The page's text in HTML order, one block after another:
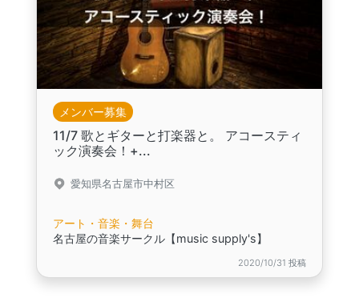
メンバー募集
11/7 歌とギターと打楽器と。 アコースティ
ック演奏会！+...
愛知県名古屋市中村区
アート・音楽・舞台
名古屋の音楽サークル【music supply's】
2020/10/31 投稿